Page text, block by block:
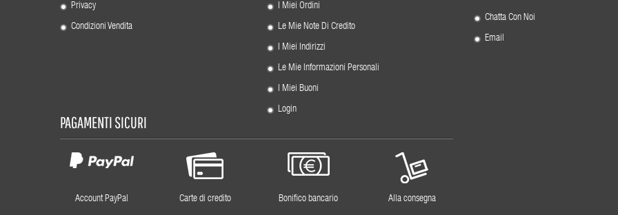
Privacy
Condizioni Vendita
I Miei Ordini
Le Mie Note Di Credito
I Miei Indirizzi
Le Mie Informazioni Personali
I Miei Buoni
Login
Chatta Con Noi
Email
PAGAMENTI SICURI
Account PayPal Carte di credito Bonifico bancario Alla consegna